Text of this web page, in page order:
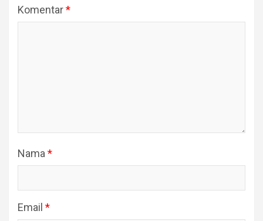
Komentar*
Nama*
Email *